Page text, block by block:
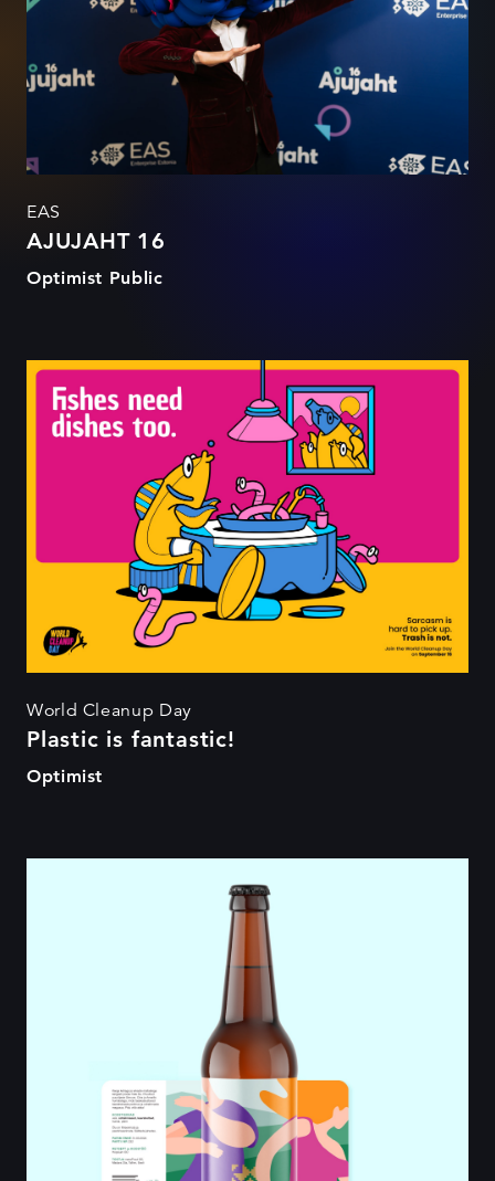
EAS
AJUJAHT 16
Optimist Public
Plastic is fantastic!
World Cleanup Day
Plastic is fantastic!
Optimist
Simman